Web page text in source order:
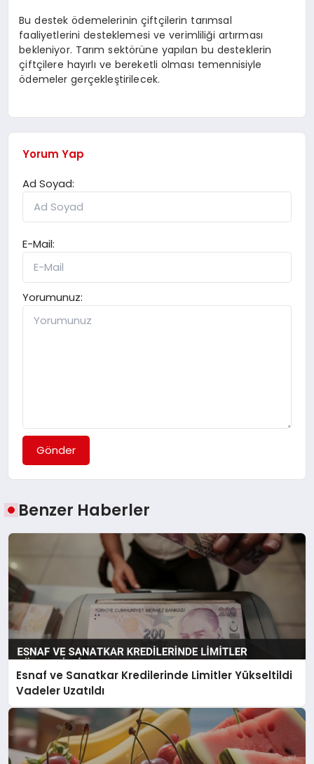
Bu destek ödemelerinin çiftçilerin tarımsal
faaliyetlerini desteklemesi ve verimliliği artırması
bekleniyor. Tarım sektörüne yapılan bu desteklerin
çiftçilere hayırlı ve bereketli olması temennisiyle
ödemeler gerçekleştirilecek.
Yorum Yap
Ad Soyad:
E-Mail:
Yorumunuz:
Gönder
Benzer Haberler
Esnaf ve Sanatkar Kredilerinde Limitler Yükseltildi
Vadeler Uzatıldı